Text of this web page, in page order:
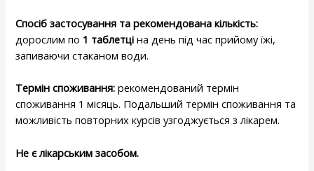
Спосіб застосування та рекомендована кількість:
дорослимпо 1 таблетці на день під час прийому їжі,
запиваючи стаканом води.
Термін споживання: рекомендований термін
споживання 1 місяць. Подальший термін споживання та
можливість повторних курсів узгоджується з лікарем.
Не є лікарським засобом.